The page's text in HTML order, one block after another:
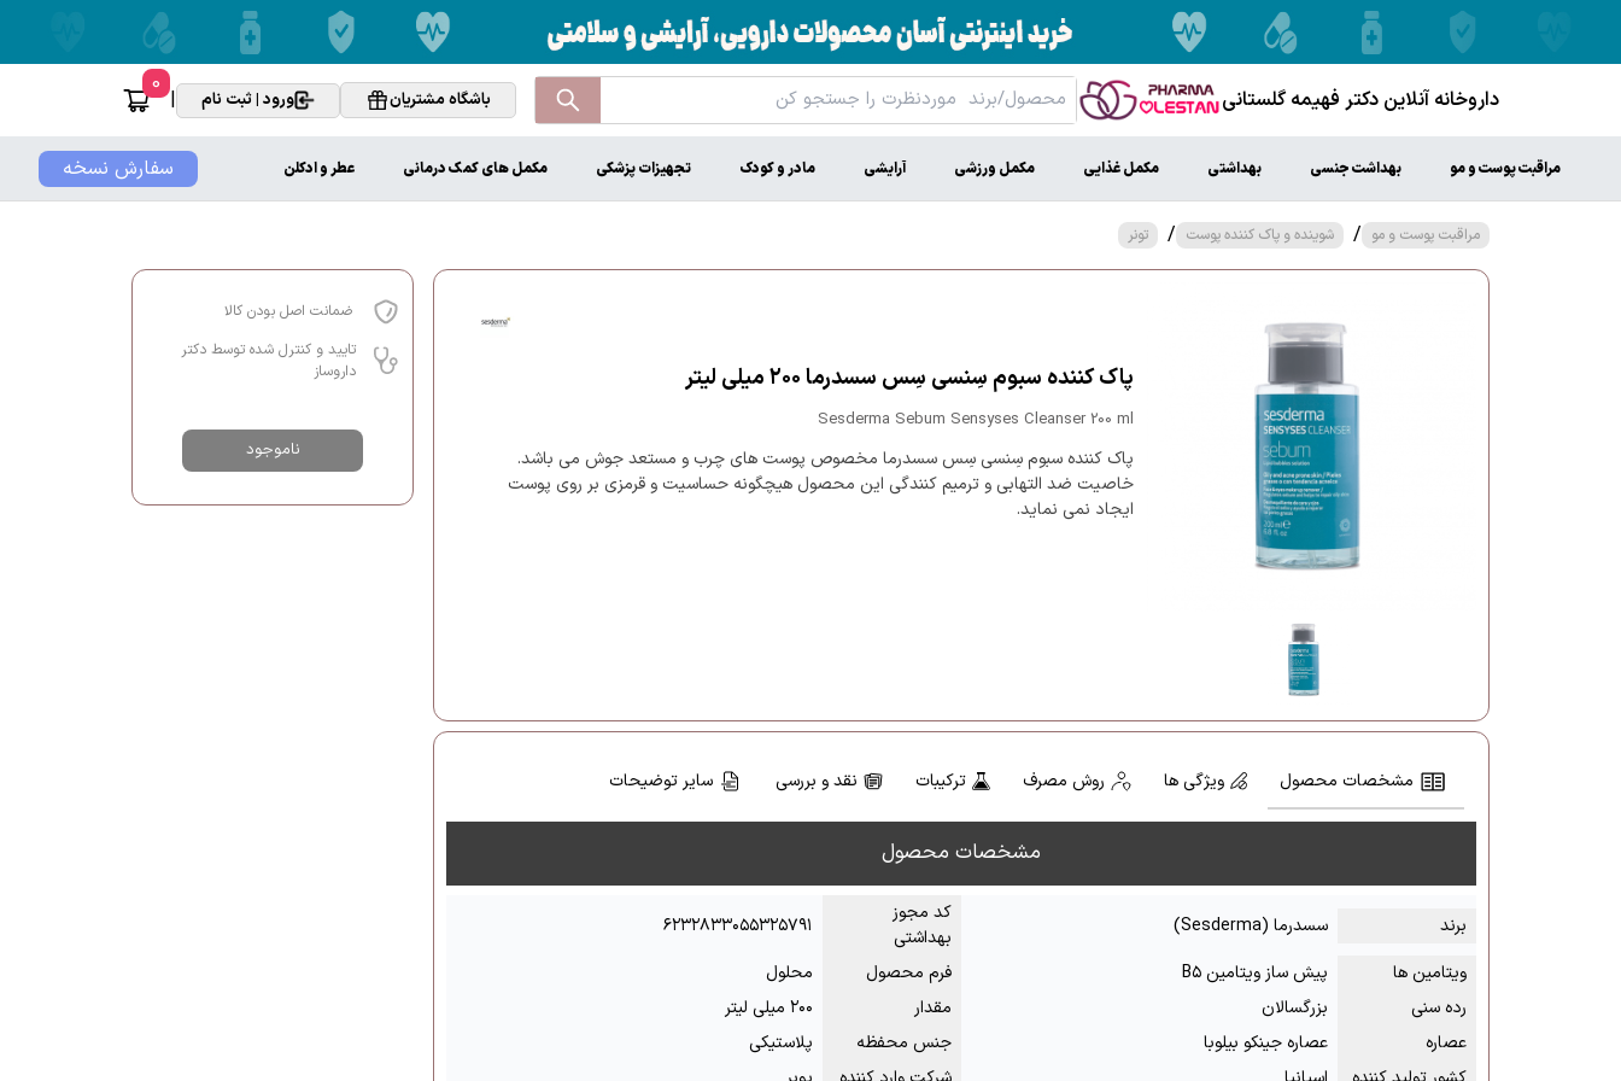
داروخانه آنلاین دکتر فهیمه گلستانی باشگاه مشتریان ورود | ثبت نام |
0
سفارش نسخه مراقبت پوست و مو بهداشت جنسی بهداشتی مکمل غذایی مکمل ورزشی آرایشی مادر و کودک تجهیزات پزشکی مکمل های کمک درمانی عطر و ادکلن
مراقبت پوست و مو / شوینده و پاک کننده پوست / تونر
پاک کننده سبوم سِنسی سِس سسدرما ۲۰۰ میلی لیتر
Sesderma Sebum Sensyses Cleanser 200 ml
پاک کننده سبوم سِنسی سِس سسدرما مخصوص پوست های چرب و مستعد جوش می باشد.
خاصیت ضد التهابی و ترمیم کنندگی این محصول هیچگونه حساسیت و قرمزی بر روی پوست
ایجاد نمی نماید.
مشخصات محصول ویژگی ها روش مصرف ترکیبات نقد و بررسی سایر توضیحات
مشخصات محصول
برند سسدرما (Sesderma)
کد مجوز
بهداشتی
۶۲۳۲۸۳۳۰۵۵۳۲۵۷۹۱
ویتامین ها
پیش ساز ویتامین B۵ فرم محصول
محلول
رده سنی
بزرگسالان مقدار
۲۰۰ میلی لیتر
عصاره
عصاره جینکو بیلوبا جنس محفظه
پلاستیکی
ضمانت اصل بودن کالا
تایید و کنترل شده توسط دکتر
داروساز
ناموجود